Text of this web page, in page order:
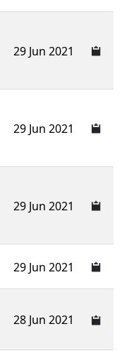
29 Jun 2021
29 Jun 2021
29 Jun 2021
29 Jun 2021
28 Jun 2021